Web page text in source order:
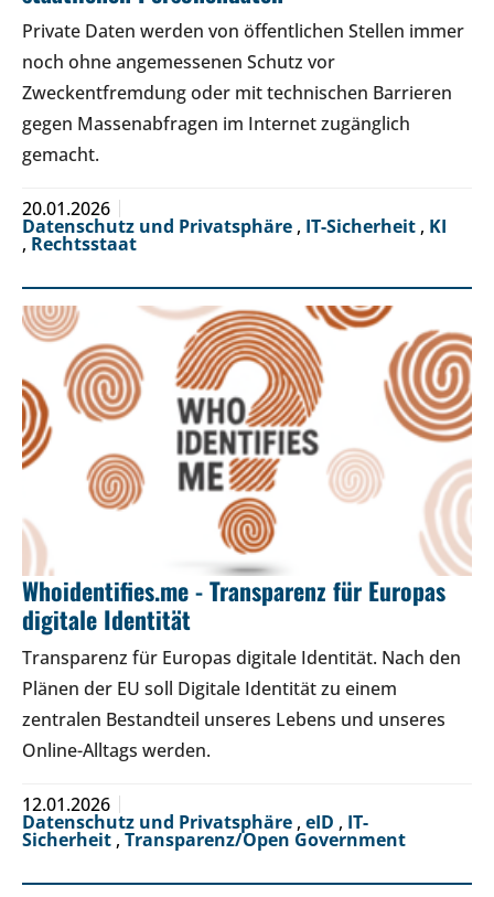
Private Daten werden von öffentlichen Stellen immer
noch ohne angemessenen Schutz vor
Zweckentfremdung oder mit technischen Barrieren
gegen Massenabfragen im Internet zugänglich
gemacht.
20.01.2026
Datenschutz und Privatsphäre , IT-Sicherheit , KI
, Rechtsstaat
Whoidentifies.me - Transparenz für Europas
digitale Identität
Transparenz für Europas digitale Identität. Nach den
Plänen der EU soll Digitale Identität zu einem
zentralen Bestandteil unseres Lebens und unseres
Online-Alltags werden.
12.01.2026
Datenschutz und Privatsphäre , eID , IT-
Sicherheit , Transparenz/Open Government